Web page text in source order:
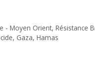
- Moyen Orient,Résistance
, Gaza,Hamas